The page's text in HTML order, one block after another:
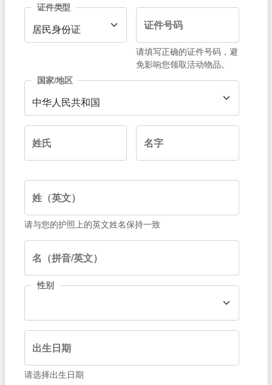
居民身份证
证件类型
证件号码
请填写正确的证件号码，避
免影响您领取活动物品。
中华人民共和国
国家/地区
姓氏 名字
姓（英文）
请与您的护照上的英文姓名保持一致
名（拼音/英文）
性别
出生日期
请选择出生日期